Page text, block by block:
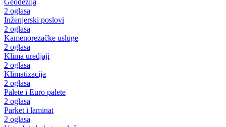
Geodezija
2 oglasa
Inženjerski poslovi
2 oglasa
Kamenorezačke usluge
2 oglasa
Klima uredjaji
2 oglasa
Klimatizacija
2 oglasa
Palete i Euro palete
2 oglasa
Parket i laminat
2 oglasa